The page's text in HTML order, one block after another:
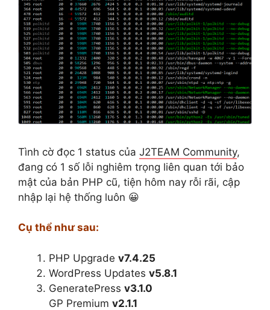
Tình cờ đọc 1 status của J2TEAM Community,
đang có 1 số lỗi nghiêm trọng liên quan tới bảo
mật của bản PHP cũ, tiện hôm nay rỗi rãi, cập
nhập lại hệ thống luôn 😀
Cụ thể như sau:
PHP Upgrade v7.4.25
WordPress Updates v5.8.1
GeneratePress v3.1.0
GP Premium v2.1.1